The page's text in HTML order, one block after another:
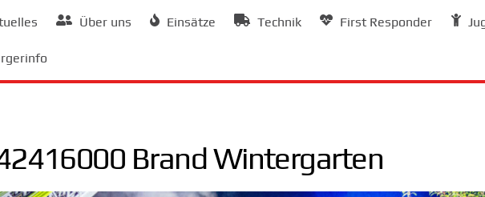
Über uns Einsätze Technik First Responder
Brand Wintergarten